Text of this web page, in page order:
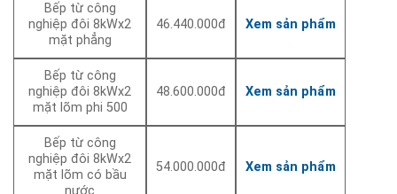
Bếp từ công
nghiệp đôi 8kWx2
mặt phẳng
46.440.000đ Xem sản phẩm
Bếp từ công
nghiệp đôi 8kWx2
mặt lõm phi 500
48.600.000đ Xem sản phẩm
Bếp từ công
nghiệp đôi 8kWx2
mặt lõm có bầu
54.000.000đ Xem sản phẩm